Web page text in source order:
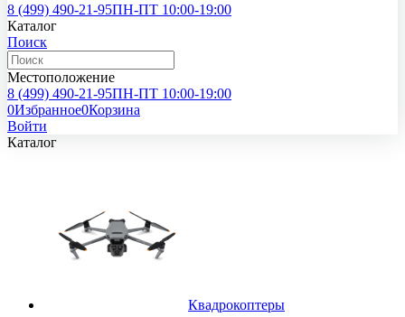
8 (499) 490-21-95ПН-ПТ 10:00-19:00
Каталог
Поиск
Местоположение
8 (499) 490-21-95ПН-ПТ 10:00-19:00
0Избранное0Корзина
Войти
Каталог
Квадрокоптеры